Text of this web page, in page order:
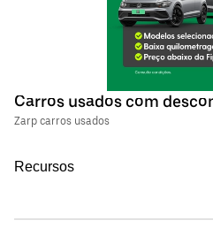
Carros usados com
Zarp carros usados
Recursos